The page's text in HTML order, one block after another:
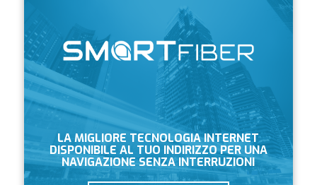
LA MIGLIORE TECNOLOGIA INTERNET
DISPONIBILE AL TUO INDIRIZZO PER UNA
NAVIGAZIONE SENZA INTERRUZIONI